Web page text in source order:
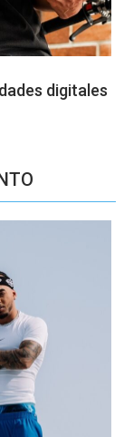
digitales